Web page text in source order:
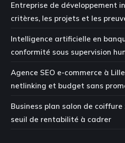
Entreprise de développement
critères, les projets et les
Intelligence artificielle en
conformité sous supervision
Agence SEO e-commerce à
netlinking et budget sans
Business plan salon de
seuil de rentabilité à cadrer